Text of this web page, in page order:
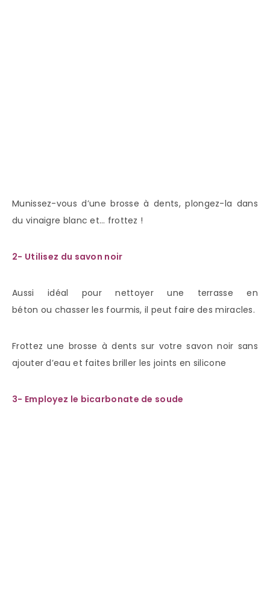
Munissez-vous d’une brosse à dents, plongez-la dans
du vinaigre blanc et… frottez !
2- Utilisez du savon noir
Aussi idéal pour nettoyer une terrasse en
béton ou chasser les fourmis, il peut faire des miracles.
Frottez une brosse à dents sur votre savon noir sans
ajouter d’eau et faites briller les joints en silicone
3- Employez le bicarbonate de soude